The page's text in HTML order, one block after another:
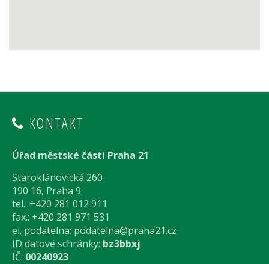
KONTAKT
Úřad městské části Praha 21
Staroklánovická 260
190 16, Praha 9
tel.: +420 281 012 911
fax.: +420 281 971 531
el. podatelna: podatelna@praha21.cz
ID datové schránky: bz3bbxj
IČ: 00240923